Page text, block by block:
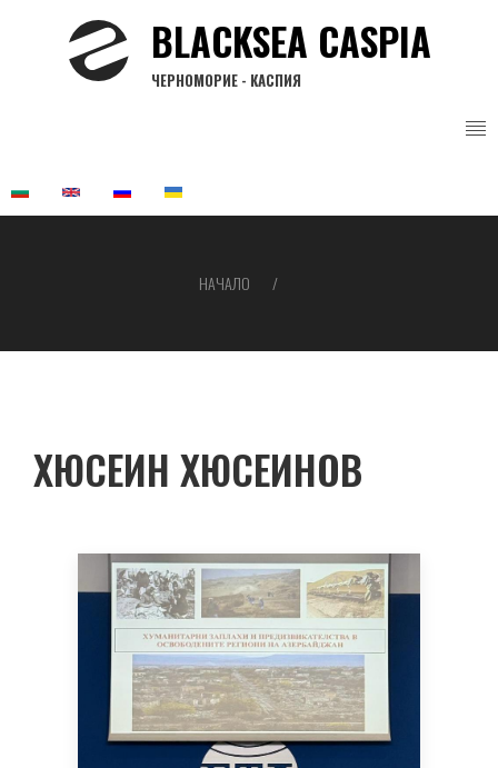
BLACKSEA CASPIA
ЧЕРНОМОРИЕ - КАСПИЯ
НАЧАЛО
ХЮСЕИН ХЮСЕИНОВ